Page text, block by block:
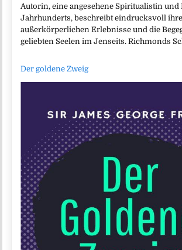
Autorin, eine angesehene Spiritualistin und
Jahrhunderts, beschreibt eindrucksvoll ihre
außerkörperlichen Erlebnisse und die
geliebten Seelen im Jenseits. Richmonds
Der goldene Zweig